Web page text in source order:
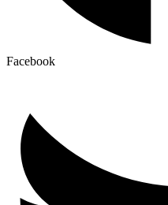
Facebook